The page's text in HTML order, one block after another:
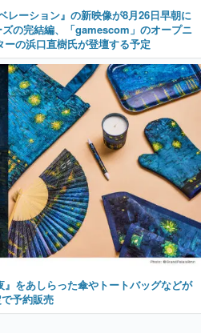
レーション』の新映像が8月26日早朝に
の完結編、「gamescom」のオープニ
の浜口直樹氏が登壇する予定
をあしらった傘やトートバッグなどが
予約販売